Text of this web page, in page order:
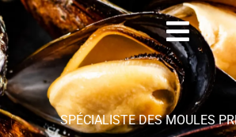
SPÉCIALISTE DES MOULES